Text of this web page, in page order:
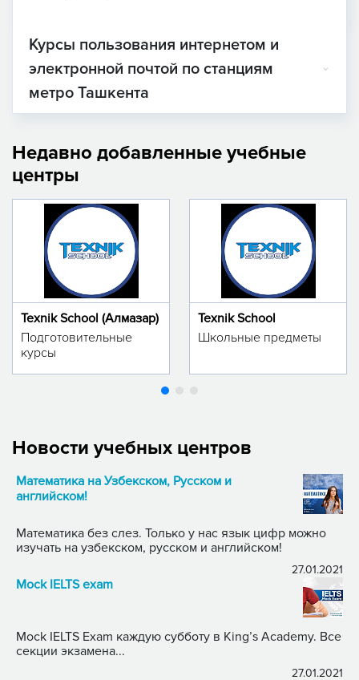
Курсы пользования интернетом и
электронной почтой по станциям
метро Ташкента
Недавно добавленные учебные
центры
Texnik School (Алмазар)
Подготовительные
курсы
Texnik School
Школьные предметы
Новости учебных центров
Математика на Узбекском, Русском и
английском!
Математика без слез. Только у нас язык цифр можно
изучать на узбекском, русском и английском!
27.01.2021
Mock IELTS exam
Mock IELTS Exam каждую субботу в King’s Academy. Все
секции экзамена...
27.01.2021